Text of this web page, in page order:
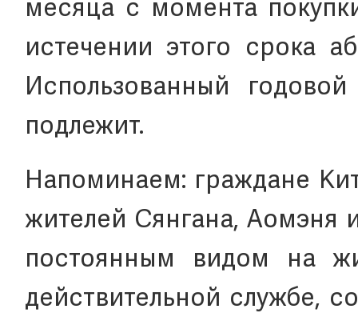
месяца с момента
истечении этого срока
Использованный
подлежит.
Напоминаем: граждане
жителей Сянгана, Аомэня
постоянным видом на
действительной службе,